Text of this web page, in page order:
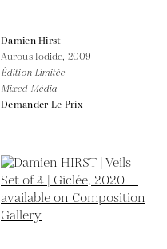
Damien Hirst
Aurous Iodide, 2009
Édition Limitée
Mixed Média
Demander Le Prix